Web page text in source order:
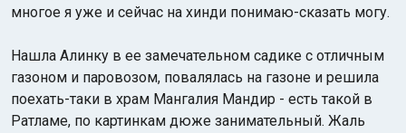
многое я уже и сейчас на хинди понимаю-сказать могу.
Нашла Алинку в ее замечательном садике с отличным
газоном и паровозом, повалялась на газоне и решила
поехать-таки в храм Мангалия Мандир - есть такой в
Ратламе, по картинкам дюже занимательный. Жаль